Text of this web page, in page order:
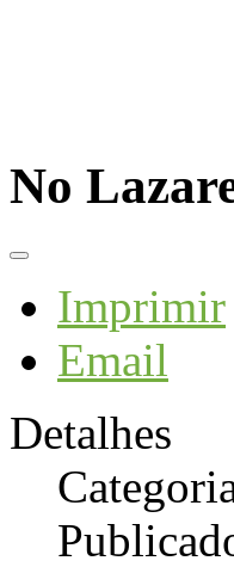
No
Imprimir
Email
Detalhes